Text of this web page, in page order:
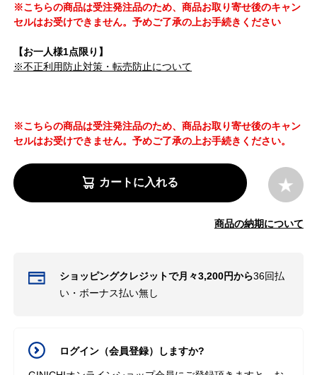
※こちらの商品は受注発注品のため、商品お取り寄せ後のキャン
セルはお受けできません。予めご了承の上お手続きください
【お一人様1点限り】
※不正利用防止対策・転売防止について
※こちらの商品は受注発注品のため、商品お取り寄せ後のキャン
セルはお受けできません。予めご了承の上お手続きください。
カートに入れる
商品の納期について
ショッピングクレジットで月々3,200円から36回払
い・ボーナス払い無し
ログイン（会員登録）しますか?